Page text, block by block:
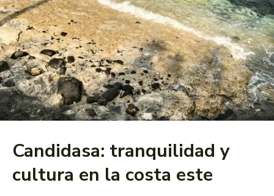
Candidasa: tranquilidad y
cultura en la costa este